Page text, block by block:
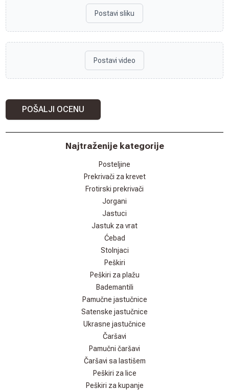
Postavi sliku
Postavi video
POŠALJI OCENU
Najtraženije kategorije
Posteljine
Prekrivači za krevet
Frotirski prekrivači
Jorgani
Jastuci
Jastuk za vrat
Ćebad
Stolnjaci
Peškiri
Peškiri za plažu
Bademantili
Pamučne jastučnice
Satenske jastučnice
Ukrasne jastučnice
Čaršavi
Pamučni čaršavi
Čaršavi sa lastišem
Peškiri za lice
Peškiri za kupanje